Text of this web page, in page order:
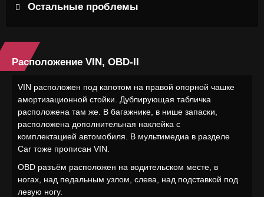
Остальные проблемы
Расположение VIN, OBD-II
VIN расположен под капотом на правой опорной чашке
амортизационной стойки. Дублирующая табличка
расположена там же. В багажнике, в нише запаски,
расположена дополнительная наклейка с
комплектацией автомобиля. В мультимедиа в разделе
Car тоже прописан VIN.
OBD разъём расположен на водительском месте, в
ногах, над педальным узлом, слева, над подставкой под
левую ногу.